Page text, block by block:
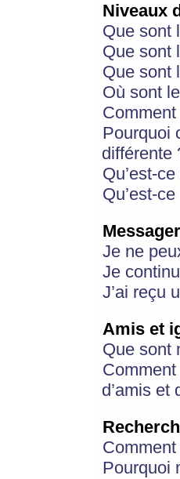
Niveaux
Que sont
Que sont
Que sont
Où sont
Pourquoi
différente
Qu’est-
Qu’est-
Je ne
Je
J’ai reçu
Amis et
Que sont
d’amis et
Pourquoi